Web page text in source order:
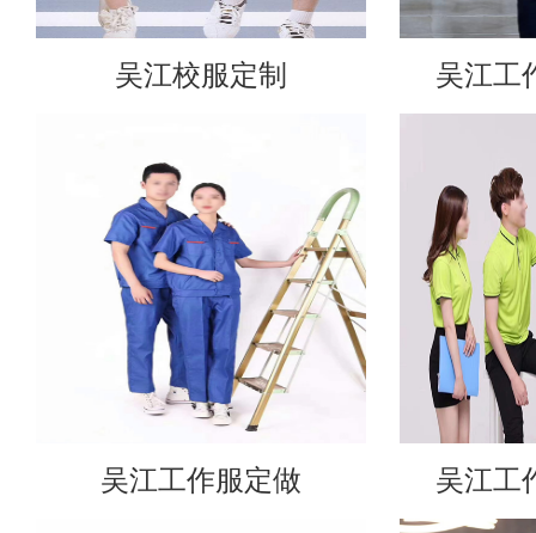
吴江校服定制 吴江工
吴江工作服定做 吴江工